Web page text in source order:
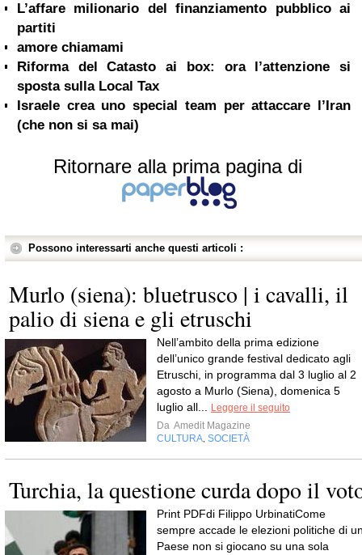
L’affare milionario del finanziamento pubblico ai
partiti
amore chiamami
Riforma del Catasto ai box: ora l’attenzione si
sposta sulla Local Tax
Israele crea uno special team per attaccare l’Iran
(che non si sa mai)
Ritornare alla prima pagina di
Possono interessarti anche questi articoli :
Murlo (siena): bluetrusco | i cavalli, il
palio di siena e gli etruschi
Nell’ambito della prima edizione
dell’unico grande festival dedicato agli
Etruschi, in programma dal 3 luglio al 2
agosto a Murlo (Siena), domenica 5
luglio all... Leggere il seguito
Da Amedit Magazine
CULTURA, SOCIETÀ
Turchia, la questione curda dopo il
Print PDFdi Filippo UrbinatiCome
sempre accade le elezioni politiche di
Paese non si giocano su una sola